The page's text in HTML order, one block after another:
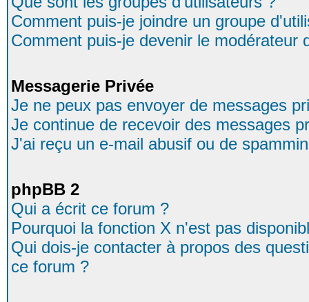
Comment puis-je joindre un groupe
Comment puis-je devenir le modérateur
Messagerie Privée
Je ne peux pas envoyer de messages
Je continue de recevoir des messages
J'ai reçu un e-mail abusif ou de
phpBB 2
Qui a écrit ce forum ?
Pourquoi la fonction X n'est pas
Qui dois-je contacter à propos des
ce forum ?